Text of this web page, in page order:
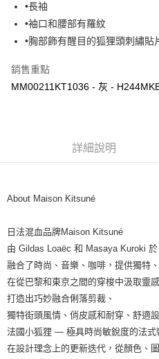
每筆NT$100
付款後7-11取貨
•長袖
•袖口和腰部有羅紋
•胸部飾有醒目的狐狸頭刺繡貼
銷售重點
MM00211KT1036 - 灰 -
詳細說明
About Maison Kitsuné
日法混血品牌Maison Kitsuné
由 Gildas Loaëc 和 Masaya Kuroki 於
融合了時尚、音樂、咖啡，提供獨特
在從巴黎和東京之間的穿梭中汲取靈感
打造出巧妙融合俐落剪裁、
獨特街頭風情、俏皮感和耐穿、舒適
法國小狐狸 — 極具時尚敏銳度的法式
在設計理念上的更新迭代，從顏色、